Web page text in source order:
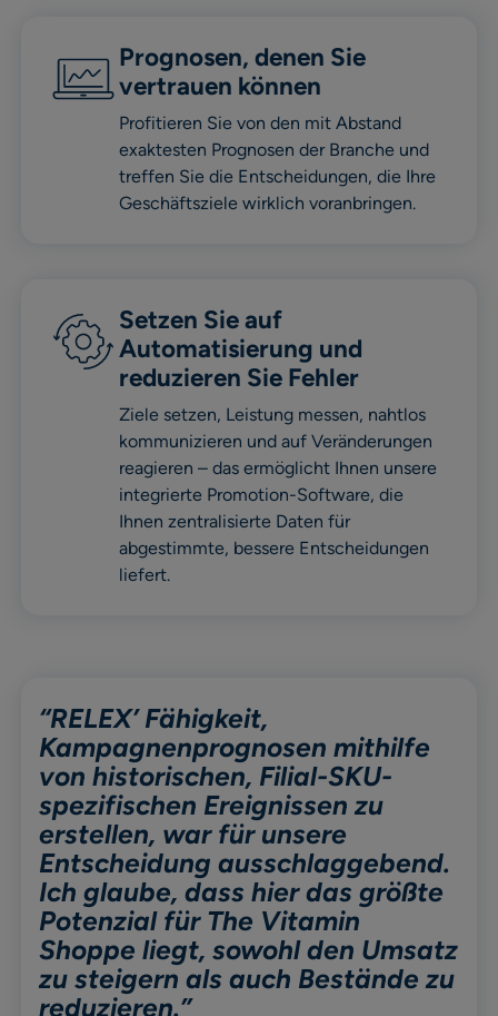
Prognosen, denen Sie
vertrauen können
Profitieren Sie von den mit Abstand
exaktesten Prognosen der Branche und
treffen Sie die Entscheidungen, die Ihre
Geschäftsziele wirklich voranbringen.
Setzen Sie auf
Automatisierung und
reduzieren Sie Fehler
Ziele setzen, Leistung messen, nahtlos
kommunizieren und auf Veränderungen
reagieren – das ermöglicht Ihnen unsere
integrierte Promotion-Software, die
Ihnen zentralisierte Daten für
abgestimmte, bessere Entscheidungen
liefert.
“RELEX’ Fähigkeit,
Kampagnenprognosen mithilfe
von historischen, Filial-SKU-
spezifischen Ereignissen zu
erstellen, war für unsere
Entscheidung ausschlaggebend.
Ich glaube, dass hier das größte
Potenzial für The Vitamin
Shoppe liegt, sowohl den Umsatz
zu steigern als auch Bestände zu
reduzieren.”